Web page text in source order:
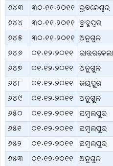
୬୪୩
୩୦.୧୧.୨୦୧୧ ଭୁବନେଶ୍ବର
୬୪୪
୩୦.୧୧.୨୦୧୧ ବ୍ରହ୍ମପୁର
୬୪୫
୩୦.୧୧.୨୦୧୧ ଅନୁଗୁଳ
୬୪୬
୦୧.୧୨.୨୦୧୧ ରାଉରକେଲା
୬୪୭
୦୧.୧୨.୨୦୧୧ ଅନୁଗୁଳ
୬୪୮
୦୧.୧୨.୨୦୧୧ ଜୟପୁର
୬୪୯
୦୧.୧୨.୨୦୧୧ ଅନୁଗୁଳ
୬୫୦
୦୧.୧୨.୨୦୧୧ ସମ୍ବଲପୁର
୬୫୧
୦୧.୧୨.୨୦୧୧ ସମ୍ବଲପୁର
୬୫୨
୦୧.୧୨.୨୦୧୧ ସମ୍ବଲପୁର
୬୫୩
୦୧.୧୨.୨୦୧୧ ଅନୁଗୁଳ